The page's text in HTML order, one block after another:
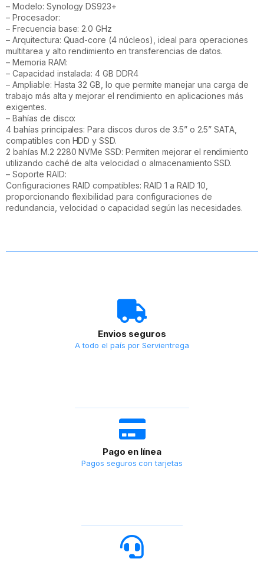
– Modelo: Synology DS923+
– Procesador:
– Frecuencia base: 2.0 GHz
– Arquitectura: Quad-core (4 núcleos), ideal para operaciones
multitarea y alto rendimiento en transferencias de datos.
– Memoria RAM:
– Capacidad instalada: 4 GB DDR4
– Ampliable: Hasta 32 GB, lo que permite manejar una carga de
trabajo más alta y mejorar el rendimiento en aplicaciones más
exigentes.
– Bahías de disco:
4 bahías principales: Para discos duros de 3.5” o 2.5” SATA,
compatibles con HDD y SSD.
2 bahías M.2 2280 NVMe SSD: Permiten mejorar el rendimiento
utilizando caché de alta velocidad o almacenamiento SSD.
– Soporte RAID:
Configuraciones RAID compatibles: RAID 1 a RAID 10,
proporcionando flexibilidad para configuraciones de
redundancia, velocidad o capacidad según las necesidades.
Envios seguros
A todo el país por Servientrega
Pago en línea
Pagos seguros con tarjetas